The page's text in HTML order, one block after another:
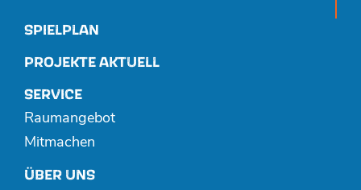
SPIELPLAN
PROJEKTE AKTUELL
SERVICE
Raumangebot
Mitmachen
ÜBER UNS